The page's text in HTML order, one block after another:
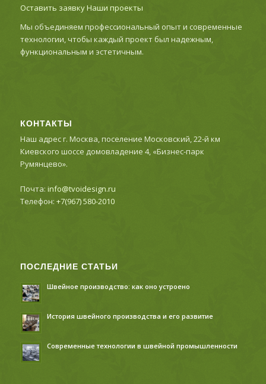
Оставить заявкуНаши проекты
Мы объединяем профессиональный опыт и современные
технологии, чтобы каждый проект был надежным,
функциональным и эстетичным.
КОНТАКТЫ
Наш адрес г. Москва, поселение Московский, 22-й км
Киевского шоссе домовладение 4, «Бизнес-парк
Румянцево».
Почта: info@tvoidesign.ru
Телефон: +7(967) 580-2010
ПОСЛЕДНИЕ СТАТЬИ
Швейное производство: как оно устроено
История швейного производства и его развитие
Современные технологии в швейной промышленности